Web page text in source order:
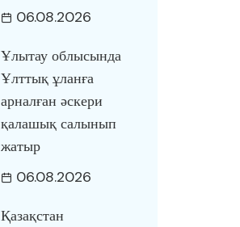
06.08.2026
Ұлытау облысында
Ұлттық ұланға
арналған әскери
қалашық салынып
жатыр
06.08.2026
Қазақстан